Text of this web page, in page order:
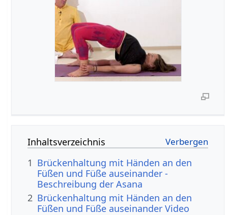
Inhaltsverzeichnis
1 Brückenhaltung mit Händen an den
Füßen und Füße auseinander -
Beschreibung der Asana
2 Brückenhaltung mit Händen an den
Füßen und Füße auseinander Video